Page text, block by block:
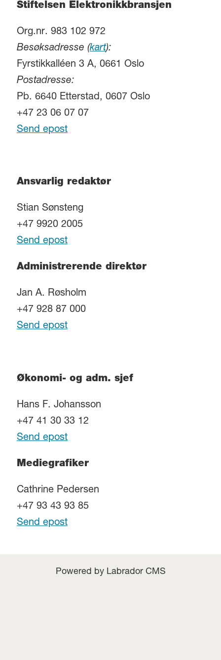
Stiftelsen Elektronikkbransjen
Org.nr. 983 102 972
Besøksadresse (kart):
Fyrstikkalléen 3 A, 0661 Oslo
Postadresse:
Pb. 6640 Etterstad, 0607 Oslo
+47 23 06 07 07
Send epost
Ansvarlig redaktør
Stian Sønsteng
+47 9920 2005
Send epost
Administrerende direktør
Jan A. Røsholm
+47 928 87 000
Send epost
Økonomi- og adm. sjef
Hans F. Johansson
+47 41 30 33 12
Send epost
Mediegrafiker
Cathrine Pedersen
+47 93 43 93 85
Send epost
Powered by Labrador CMS